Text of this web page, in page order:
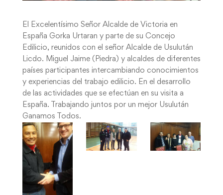
El Excelentísimo Señor Alcalde de Victoria en
España Gorka Urtaran y parte de su Concejo
Edilicio, reunidos con el señor Alcalde de Usulután
Licdo. Miguel Jaime (Piedra) y alcaldes de diferentes
países participantes intercambiando conocimientos
y experiencias del trabajo edilicio. En el desarrollo
de las actividades que se efectúan en su visita a
España. Trabajando juntos por un mejor Usulután
Ganamos Todos.